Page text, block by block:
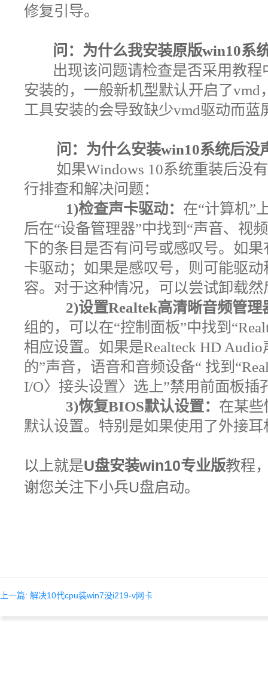
修复引导。
问：为什么我安装原版win10系
出现该问题请检查是否采用教程
安装的，一般新机型默认开启了
工具安装的会导致缺少vmd驱动而蓝
问：为什么安装win10系统后没
如果Windows 10系统重装后没
行排查和解决问题：
1)检查声卡驱动： 在“计算机”
后在“设备管理器”中找到“声音、视
下的条目是否有问号或感叹号。如
卡驱动；如果是感叹号，则可能驱
容。对于这种情况，可以尝试卸载
2)设置Realtek高清晰音频管理
组的，可以在“控制面板”中找到
相应设置。如果是Realteck HD
的”声音，语音和音频设备“ 找到
I/O〉接头设置〉选上”禁用前面板插
3)恢复BIOS默认设置： 在某些
默认设置。特别是如果使用了外接
以上就是U盘安装win10专业版教程
谢您关注下小兵U盘启动。
上一篇: 解决10代cpu装win7没i219-v网卡